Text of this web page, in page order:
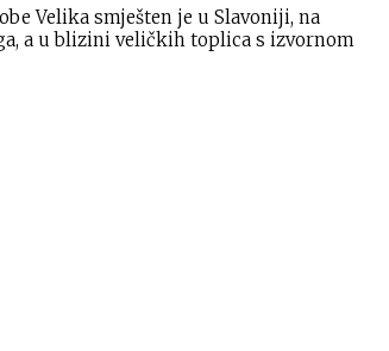
Velika smješten je u Slavoniji, na
a u blizini veličkih toplica s izvornom